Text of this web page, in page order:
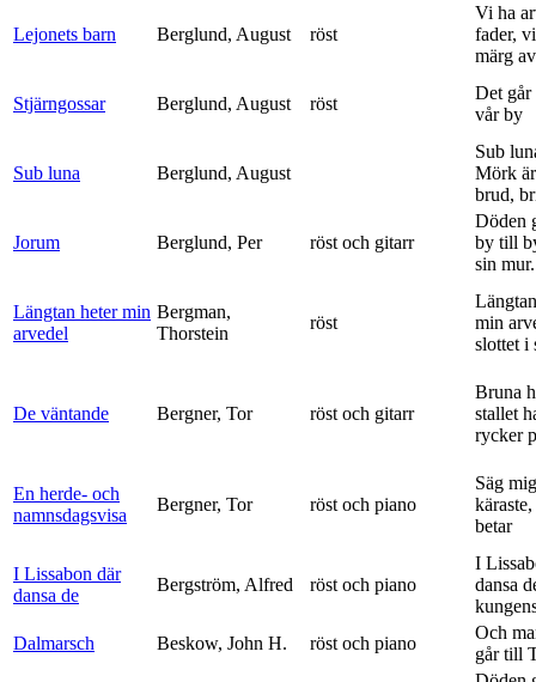
Lejonets barn Berglund, August röst
Vi ha
fader,
märg
Stjärngossar Berglund, August röst
Det går
vår by
Sub luna Berglund, August
Sub
Mörk
brud,
Jorum Berglund, Per röst och gitarr
Döden
by till
sin
Längtan heter min
arvedel
Bergman,
Thorstein
röst
min
slottet i
De väntande Bergner, Tor röst och gitarr
Bruna
stallet
rycker
En herde- och
namnsdagsvisa
Bergner, Tor röst och piano
Säg
betar
I Lissabon där
dansa de
Bergström, Alfred röst och piano
I
dansa
Dalmarsch
Beskow, John H. röst och piano
Och
går till